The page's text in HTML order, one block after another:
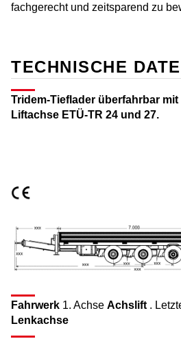
fachgerecht und zeitsparend zu
TECHNISCHE
Tridem-Tieflader überfahrbar
Liftachse ETÜ-TR 24 und 27.
Fahrwerk 1. Achse Achslift .
Lenkachse